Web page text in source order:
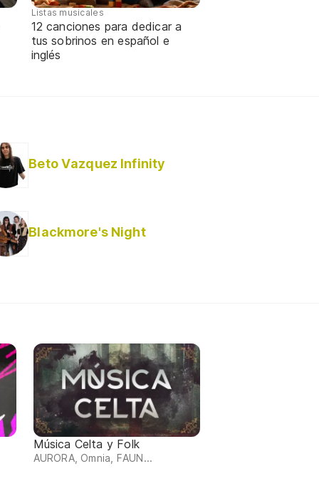
Listas musicales
12 canciones para dedicar a
tus sobrinos en español e
inglés
Beto Vazquez Infinity
Blackmore's Night
Música Celta y Folk
AURORA, Omnia, FAUN...